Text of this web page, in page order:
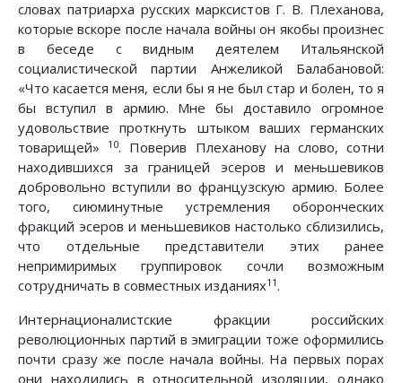
словах патриарха русских марксистов Г. В. Плеханова,
которые вскоре после начала войны он якобы произнес
в беседе с видным деятелем Итальянской
социалистической партии Анжеликой Балабановой:
«Что касается меня, если бы я не был стар и болен, то я
бы вступил в армию. Мне бы доставило огромное
удовольствие проткнуть штыком ваших германских
товарищей»
10. Поверив Плеханову на слово, сотни
находившихся за границей эсеров и меньшевиков
добровольно вступили во французскую армию. Более
того, сиюминутные устремления оборонческих
фракций эсеров и меньшевиков настолько сблизились,
что отдельные представители этих ранее
непримиримых группировок сочли возможным
сотрудничать в совместных изданиях11.
Интернационалистские фракции российских
революционных партий в эмиграции тоже оформились
почти сразу же после начала войны. На первых порах
они находились в относительной изоляции, однако